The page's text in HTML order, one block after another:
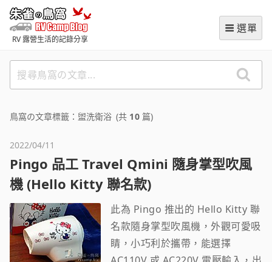
至
內
朱雀の鳥窩
RV 露營生活的記錄分享
選單
搜
尋
窩
文
鳥窩の文章標籤：盥洗衛浴 (共 10 篇)
2022/04/11
Pingo 品工 Travel Qmini 隨身掌型吹風
機 (Hello Kitty 聯名款)
此為 Pingo 推出的 Hello Kitty 聯
名款隨身掌型吹風機，外觀可愛吸
睛，小巧利於攜帶，能選擇